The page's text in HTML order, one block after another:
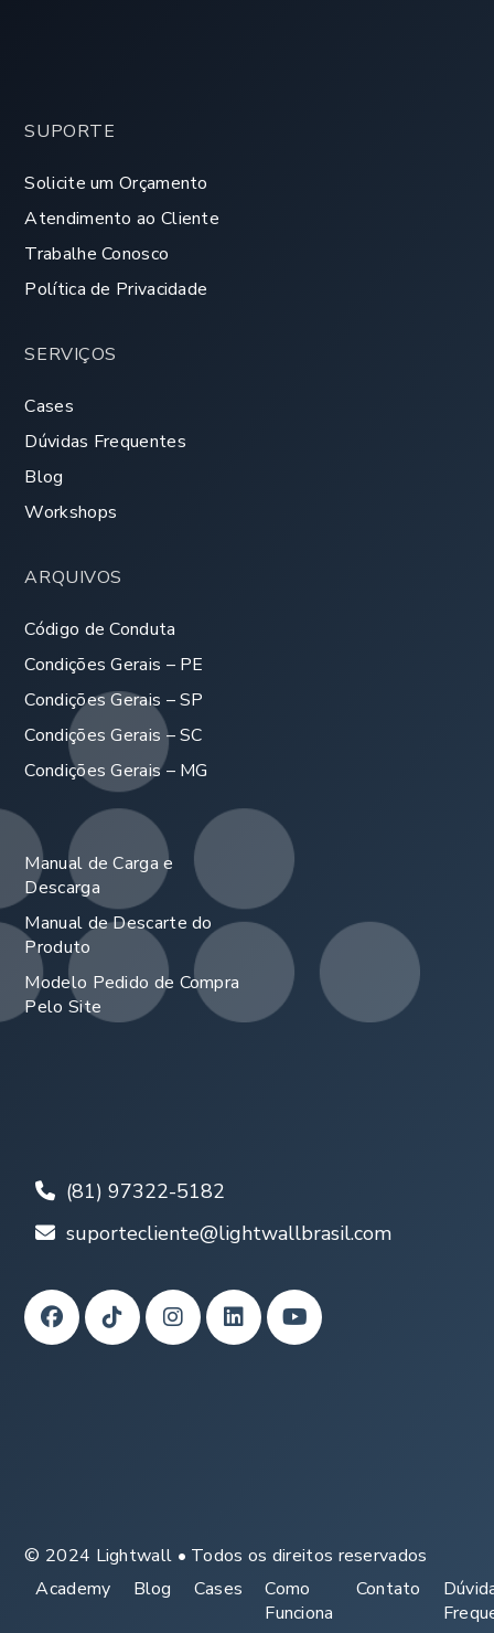
SUPORTE
Solicite um Orçamento
Atendimento ao Cliente
Trabalhe Conosco
Política de Privacidade
SERVIÇOS
Cases
Dúvidas Frequentes
Blog
Workshops
ARQUIVOS
Código de Conduta
Condições Gerais – PE
Condições Gerais – SP
Condições Gerais – SC
Condições Gerais – MG
Manual de Carga e
Descarga
Manual de Descarte do
Produto
Modelo Pedido de Compra
Pelo Site
(81) 97322-5182
suportecliente@lightwallbrasil.com
© 2024 Lightwall • Todos os direitos reservados
Academy
Blog Cases
Como
Funciona
Contato